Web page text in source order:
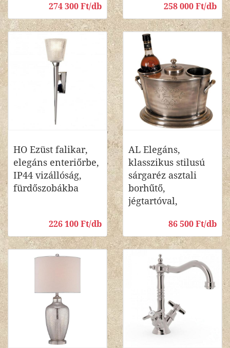
274 300 Ft/db 258 000 Ft/db
HO Ezüst falikar,
elegáns enteriőrbe,
IP44 vizállóság,
fürdőszobákba
226 100 Ft/db
AL Elegáns,
klasszikus stilusú
sárgaréz asztali
borhűtő,
jégtartóval,
86 500 Ft/db